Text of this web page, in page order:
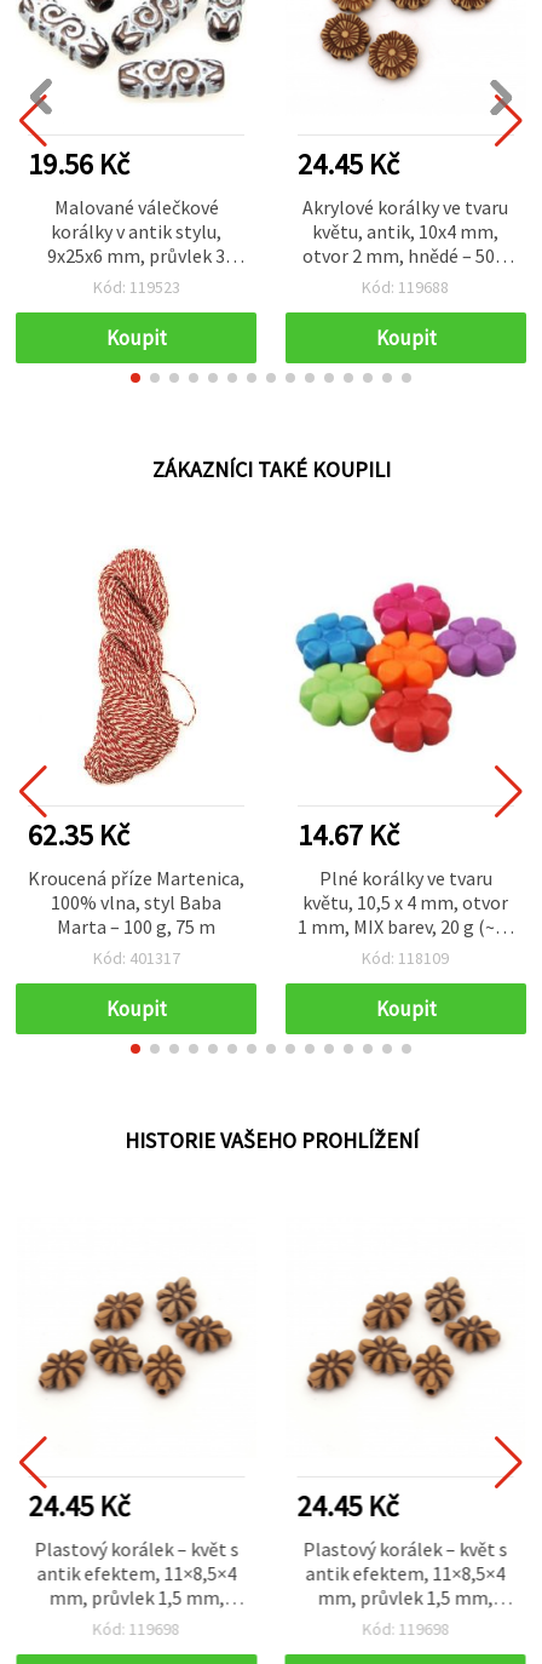
19.56 Kč
Malované válečkové
korálky v antik stylu,
9x25x6 mm, průvlek 3
mm, hnědé, 20 g (~22 ks)
Kód: 119523
Koupit
24.45 Kč
Akrylové korálky ve tvaru
květu, antik, 10x4 mm,
otvor 2 mm, hnědé – 50 g
(~225 ks)
Kód: 119688
Koupit
ZÁKAZNÍCI TAKÉ KOUPILI
62.35 Kč
Kroucená příze Martenica,
100% vlna, styl Baba
Marta – 100 g, 75 m
Kód: 401317
Koupit
14.67 Kč
Plné korálky ve tvaru
květu, 10,5 x 4 mm, otvor
1 mm, MIX barev, 20 g (~60
ks), pro výrobu bižuterie a
Kód: 118109
Koupit
HISTORIE VAŠEHO PROHLÍŽENÍ
24.45 Kč
Plastový korálek – květ s
antik efektem, 11×8,5×4
mm, průvlek 1,5 mm,
hnědý, 50 g (~225 ks)
Kód: 119698
24.45 Kč
Plastový korálek – květ s
antik efektem, 11×8,5×4
mm, průvlek 1,5 mm,
hnědý, 50 g (~225 ks)
Kód: 119698